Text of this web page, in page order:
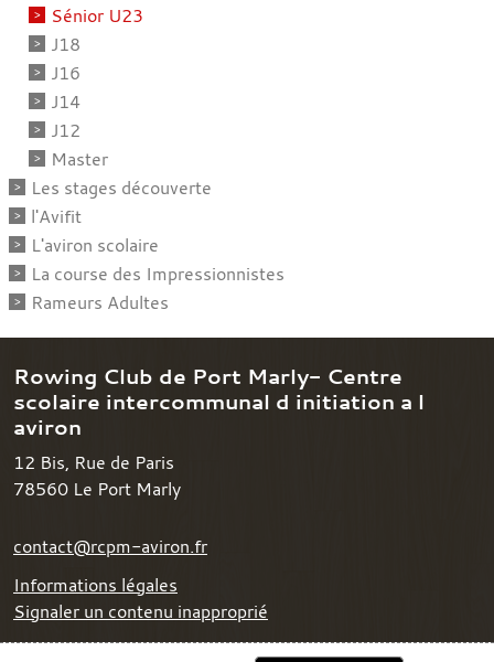
Sénior U23
J18
J16
J14
J12
Master
Les stages découverte
l'Avifit
L'aviron scolaire
La course des Impressionnistes
Rameurs Adultes
Rowing Club de Port Marly- Centre
scolaire intercommunal d initiation a l
aviron
12 Bis, Rue de Paris
78560 Le Port Marly
contact@rcpm-aviron.fr
Informations légales
Signaler un contenu inapproprié